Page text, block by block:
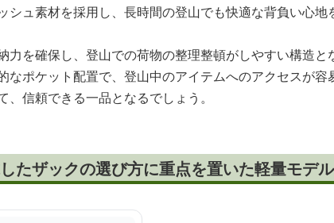
シュ素材を採用し、長時間の登山でも快適な背負い心地
力を確保し、登山での荷物の整理整頓がしやすい構造と
なポケット配置で、登山中のアイテムへのアクセスが容
信頼できる一品となるでしょう。
たザックの選び方に重点を置いた軽量モデル